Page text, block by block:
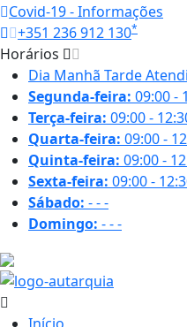
Covid-19 - Informações
+351 236 912 130*
Horários
Dia Manhã Tarde
Segunda-feira: 09:00 -
Terça-feira: 09:00 -
Quarta-feira: 09:00 -
Quinta-feira: 09:00 -
Sexta-feira: 09:00 -
Sábado: ---
Domingo: ---